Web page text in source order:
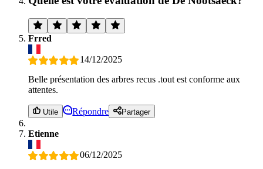
Frred
14/12/2025
Belle présentation des arbres recus .tout est conforme aux
attentes.
Utile Répondre Partager
Etienne
06/12/2025